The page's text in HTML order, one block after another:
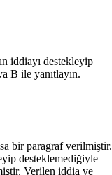
iddiayı destekleyip
B ile yanıtlayın.
bir paragraf verilmiştir.
desteklemediğiyle
Verilen iddia ve